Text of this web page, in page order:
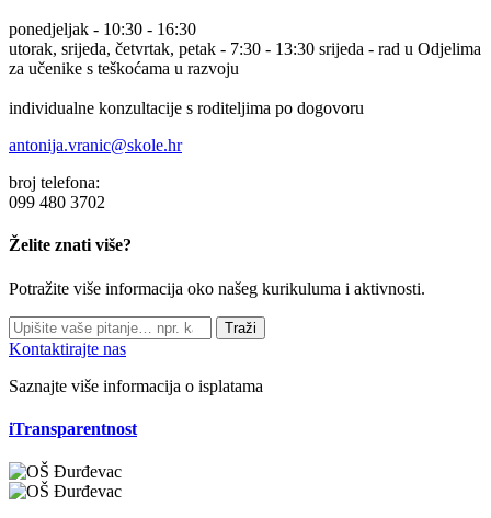
ponedjeljak - 10:30 - 16:30
utorak, srijeda, četvrtak, petak - 7:30 - 13:30 srijeda - rad u Odjelima
za učenike s teškoćama u razvoju
individualne konzultacije s roditeljima po dogovoru
antonija.vranic@skole.hr
broj telefona:
099 480 3702
Želite znati više?
Potražite više informacija oko našeg kurikuluma i aktivnosti.
Traži
Kontaktirajte nas
Saznajte više informacija o isplatama
iTransparentnost